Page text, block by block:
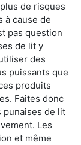
de risques
à cause de
pas question
de lit y
des
puissants que
produits
Faites donc
punaises de lit
Les
et même